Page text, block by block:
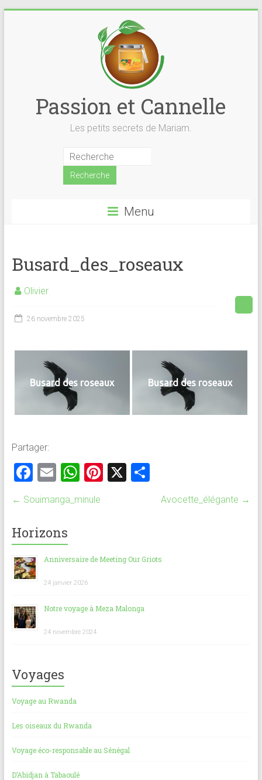
Passion et Cannelle
Les petits secrets de Mariam.
Menu
Busard_des_roseaux
Olivier
26 novembre 2025
Busard des roseaux Busard des roseaux
Partager:
F
a
ce
b
o
ok
E
ai
l
W
h
at
p
p
Pi X P
ar
ta
← Souimanga_minule Avocette_élégante →
Horizons
Anniversaire de Meeting Our Griots
24 janvier 2026
Notre voyage à Meza Malonga
24 novembre 2024
Voyages
Voyage au Rwanda
Les oiseaux du Rwanda
Voyage éco-responsable au Sénégal
D’Abidjan à Tabaoulé